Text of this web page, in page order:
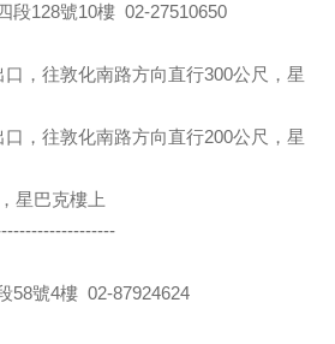
段128號10樓 02-27510650
，往敦化南路方向直行300公尺，星
，往敦化南路方向直行200公尺，星
星巴克樓上
58號4樓 02-87924624